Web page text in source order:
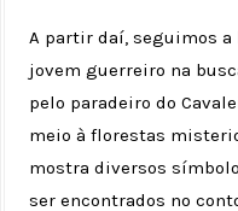
A partir daí, seguimos
jovem guerreiro na
pelo paradeiro do
meio à florestas
mostra diversos
ser encontrados no